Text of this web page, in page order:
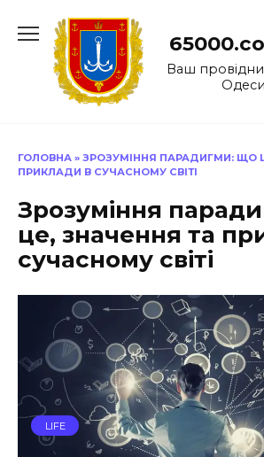
до
Ваш
Одеси
ГОЛОВНА » ЗРОЗУМІННЯ ПАРАДИГМИ: ЩО
ПРИКЛАДИ В СУЧАСНОМУ СВІТІ
Зрозуміння
це, значення та
сучасному світі
LIFE